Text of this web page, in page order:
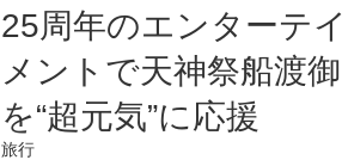
25周年のエンターテイ
メントで天神祭船渡御
を“超元気”に応援
旅行